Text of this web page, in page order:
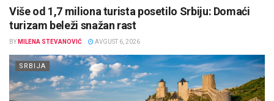
Više od 1,7 miliona turista posetilo Srbiju: Domaći
turizam beleži snažan rast
BY MILENA STEVANOVIĆ AVGUST 6, 2026
SRBIJA